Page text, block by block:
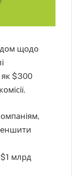
щодо
як $300
млрд